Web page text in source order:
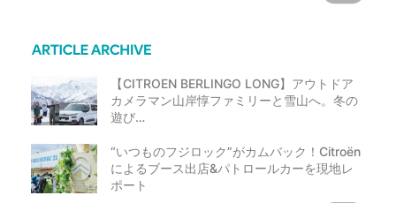
【CITROEN BERLINGO LONG】アウトドア
カメラマン山岸惇ファミリーと雪山へ。冬の
遊び…
“いつものフジロック”がカムバック！Citroën
によるブース出店&パトロールカーを現地レ
ポート